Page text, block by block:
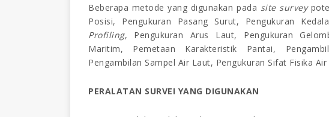
Beberapa metode yang digunakan pada site survey
Posisi, Pengukuran Pasang Surut, Pengukuran
Profiling, Pengukuran Arus Laut, Pengukuran
Maritim, Pemetaan Karakteristik Pantai,
Pengambilan Sampel Air Laut, Pengukuran Sifat Fisika
PERALATAN SURVEI YANG DIGUNAKAN